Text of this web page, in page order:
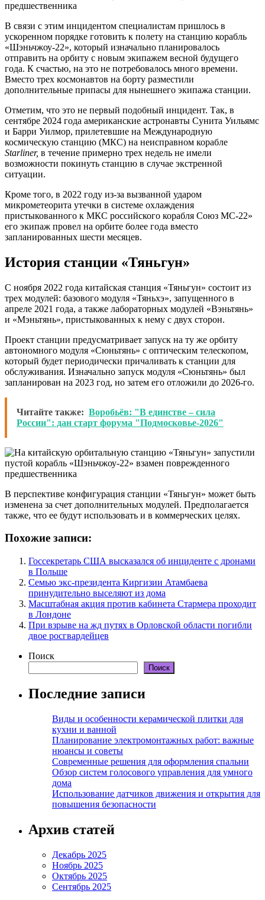
В связи с этим инцидентом специалистам пришлось в
ускоренном порядке готовить к полету на станцию корабль
«Шэньчжоу-22», который изначально планировалось
отправить на орбиту с новым экипажем весной будущего
года. К счастью, на это не потребовалось много времени.
Вместо трех космонавтов на борту разместили
дополнительные припасы для нынешнего экипажа станции.
Отметим, что это не первый подобный инцидент. Так, в
сентябре 2024 года американские астронавты Сунита Уильямс
и Барри Уилмор, прилетевшие на Международную
космическую станцию (МКС) на неисправном корабле
Starliner, в течение примерно трех недель не имели
возможности покинуть станцию в случае экстренной
ситуации.
Кроме того, в 2022 году из-за вызванной ударом
микрометеорита утечки в системе охлаждения
пристыкованного к МКС российского корабля Союз МС-22»
его экипаж провел на орбите более года вместо
запланированных шести месяцев.
История станции «Тяньгун»
С ноября 2022 года китайская станция «Тяньгун» состоит из
трех модулей: базового модуля «Тяньхэ», запущенного в
апреле 2021 года, а также лабораторных модулей «Вэньтянь»
и «Мэньтянь», пристыкованных к нему с двух сторон.
Проект станции предусматривает запуск на ту же орбиту
автономного модуля «Сюньтянь» с оптическим телескопом,
который будет периодически причаливать к станции для
обслуживания. Изначально запуск модуля «Сюньтянь» был
запланирован на 2023 год, но затем его отложили до 2026-го.
Читайте также: Воробьёв: "В единстве – сила
России": дан старт форума "Подмосковье-2026"
В перспективе конфигурация станции «Тяньгун» может быть
изменена за счет дополнительных модулей. Предполагается
также, что ее будут использовать и в коммерческих целях.
Похожие записи:
Госсекретарь США высказался об инциденте с дронами
в Польше
Семью экс-президента Киргизии Атамбаева
принудительно выселяют из дома
Масштабная акция против кабинета Стармера проходит
в Лондоне
При взрыве на жд путях в Орловской области погибли
двое росгвардейцев
Поиск
Поиск
Последние записи
Виды и особенности керамической плитки для
кухни и ванной
Планирование электромонтажных работ: важные
нюансы и советы
Современные решения для оформления спальни
Обзор систем голосового управления для умного
дома
Использование датчиков движения и открытия для
повышения безопасности
Архив статей
Декабрь 2025
Ноябрь 2025
Октябрь 2025
Сентябрь 2025